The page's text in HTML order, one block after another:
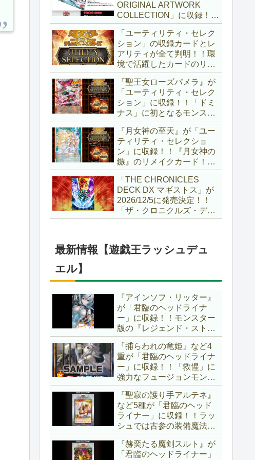
ORIGINAL ARTWORK
COLLECTION」に収録！！
3回の攻撃と除去、強固な
耐性と、正しく『強靭！無
敵！最強！』な「ブルーア
イズ」が登場です！！【遊
戯王OCG】
「ユーティリティ・セレク
ション」の収録カードとレ
アリティが全て判明！！環
境で活躍したカードのリメ
イクが多数収録！！調整版
『墓穴の指名者』や「ドミ
ナス」の少女のカード化な
ど、注目要素が満載ですね
～。【遊戯王OCG】
『聖王女ローズパメラ』が
「ユーティリティ・セレク
ション」に収録！！「ドミ
ナス」に初となるモンスタ
ーが登場！！『聖王の粉
砕』や『列王詩篇』に描か
れていた少女で、実際にこ
の2種を強力にサポートし
ていますね！！【遊戯王
OCG】
『月女神の至天』が「ユー
ティリティ・セレクショ
ン」に収録！！『月女神の
鏃』のリメイクカード！！
選出傾向が読めなくなりま
したが、後攻向けとは言え
無効化範囲の広がった『墓
穴の指名者』はめちゃくち
ゃ強力ですね！？【遊戯王
「THE CHRONICLES
DECK DX マギストス」が
2026/12/5に発売決定！！
「ザ・クロニクルズ・デッ
キ」がリニューアル！！第
「エンディミオン」が選出
されています！！【遊戯王
最新情報【遊戯王ラッシュデュ
エル】
『アインソフ・リッター』
が「君臨のヘッドライナ
ー」に収録！！モンスター
版の『レジェンド・ストラ
イク』とも言える強力な蘇
生効果持ち！！そのステー
タスから、「救惺」との相
性も抜群に良いですね～。
【遊戯王ラッシュデュエ
ル】
『捕らわれの竜姫』など4
重が「君臨のヘッドライナ
ー」に収録！！「救惺」に
強力なフュージョンモンス
ターとサポーターが登
場！！性能の高さはもちろ
ん、イラストから推察され
る背景ストーリーも興味深
い……。【遊戯王ラッシュ
デュエル】
『聖寂の護り手アルテネ』
など5種が「君臨のヘッド
ライナー」に収録！！ラッ
シュでは古参の装備魔法
『アルテネの加護』がテー
マ化！！3種のユニオンが
存在し、天使族では汎用的
『赫奕たる魔剣スルト』が
「君臨のヘッドライナー」